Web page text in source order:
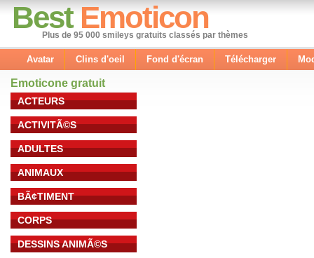
Best Emoticon
Plus de 95 000 smileys gratuits classés par thèmes
Avatar Clins d'oeil Fond d'écran Télécharger
Emoticone gratuit
ACTEURS
ACTIVITÃ©S
ADULTES
ANIMAUX
BÃ¢TIMENT
CORPS
DESSINS ANIMÃ©S